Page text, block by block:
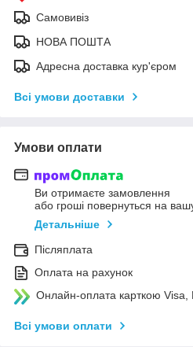
Самовивіз
НОВА ПОШТА
Адресна доставка кур'єром
Всі умови доставки
Умови оплати
Ви отримаєте замовлення
або гроші повернуться на
Детальніше
Післяплата
Оплата на рахунок
Онлайн-оплата карткою
Всі умови оплати